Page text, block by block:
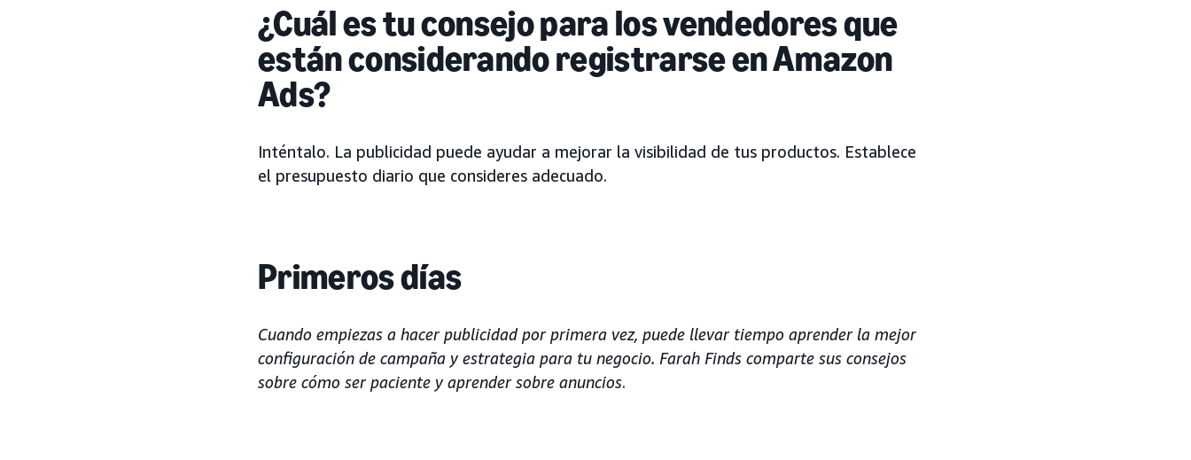
¿Cuál es tu consejo para los vendedores que
están considerando registrarse en Amazon
Ads?
Inténtalo. La publicidad puede ayudar a mejorar la visibilidad de tus productos. Establece
el presupuesto diario que consideres adecuado.
Primeros días
Cuando empiezas a hacer publicidad por primera vez, puede llevar tiempo aprender la mejor
configuración de campaña y estrategia para tu negocio. Farah Finds comparte sus consejos
sobre cómo ser paciente y aprender sobre anuncios.